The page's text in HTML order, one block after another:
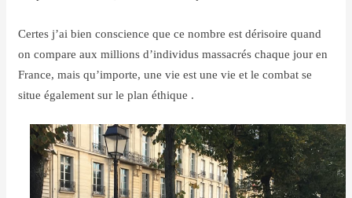
Certes j’ai bien conscience que ce nombre est dérisoire quand
on compare aux millions d’individus massacrés chaque jour en
France, mais qu’importe, une vie est une vie et le combat se
situe également sur le plan éthique .